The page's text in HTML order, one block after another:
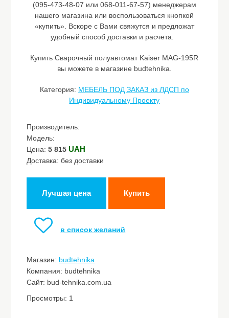
(095-473-48-07 или 068-011-67-57) менеджерам
нашего магазина или воспользоваться кнопкой
«купить». Вскоре с Вами свяжутся и предложат
удобный способ доставки и расчета.
Купить Сварочный полуавтомат Kaiser MAG-195R
вы можете в магазине budtehnika.
Категория: МЕБЕЛЬ ПОД ЗАКАЗ из ЛДСП по
Индивидуальному Проекту
Производитель:
Модель:
Цена:5 815UAH
Доставка: без доставки
Лучшая цена Купить
в список желаний
Магазин: budtehnika
Компания: budtehnika
Сайт: bud-tehnika.com.ua
Просмотры: 1